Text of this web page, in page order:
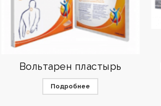
Вольтарен пластырь
Подробнее